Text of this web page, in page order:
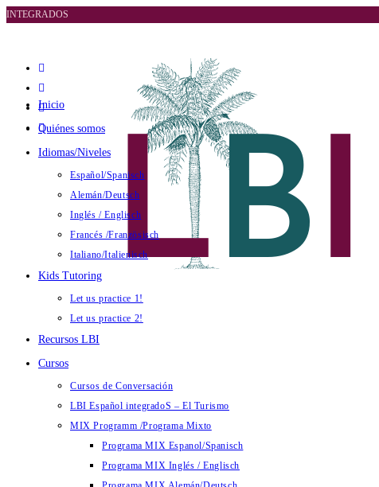
INTEGRADOS
Inicio
Quiénes somos
Idiomas/Niveles
Español/Spanisch
Alemán/Deutsch
Inglés / Englisch
Francés /Französisch
Italiano/Italienisch
Kids Tutoring
Let us practice 1!
Let us practice 2!
Recursos LBI
Cursos
Cursos de Conversación
LBI Español integradoS – El Turismo
MIX Programm /Programa Mixto
Programa MIX Espanol/Spanisch
Programa MIX Inglés / Englisch